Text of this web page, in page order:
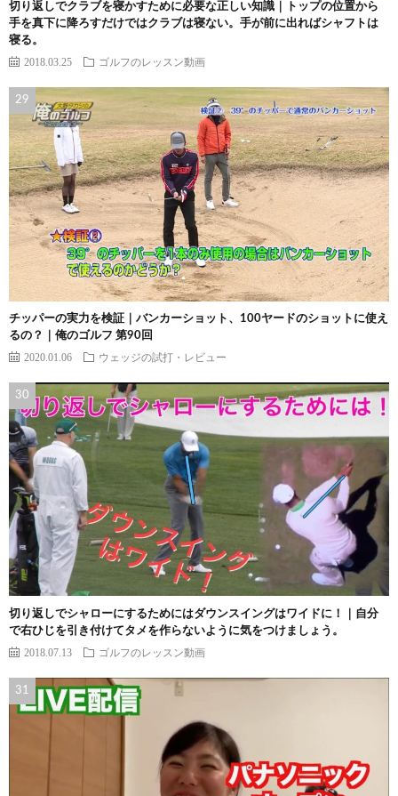
切り返しでクラブを寝かすために必要な正しい知識｜トップの位置から
手を真下に降ろすだけではクラブは寝ない。手が前に出ればシャフトは
寝る。
2018.03.25 ゴルフのレッスン動画
チッパーの実力を検証｜バンカーショット、100ヤードのショットに使え
るの？｜俺のゴルフ 第90回
2020.01.06 ウェッジの試打・レビュー
切り返しでシャローにするためにはダウンスイングはワイドに！｜自分
で右ひじを引き付けてタメを作らないように気をつけましょう。
2018.07.13 ゴルフのレッスン動画